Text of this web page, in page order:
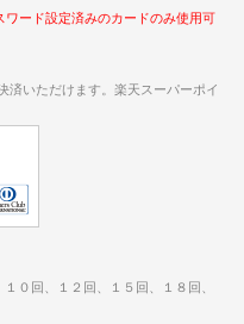
ード設定済みのカードのみ使用可
済いただけます。楽天スーパーポイ
０回、１２回、１５回、１８回、